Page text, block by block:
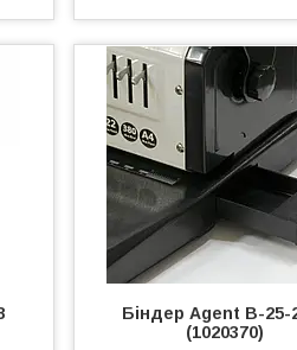
Біндер Agent B-25-
(1020370)